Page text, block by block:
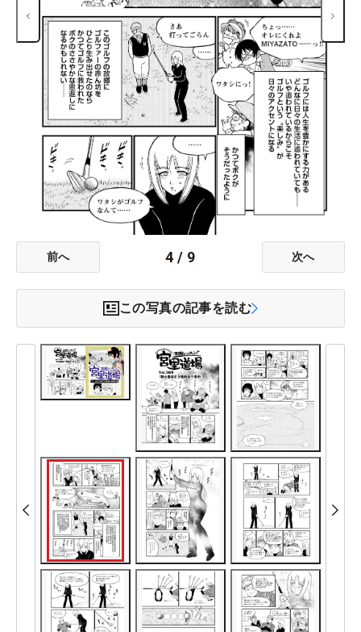
前へ 4 / 9 次へ
この写真の記事を読む